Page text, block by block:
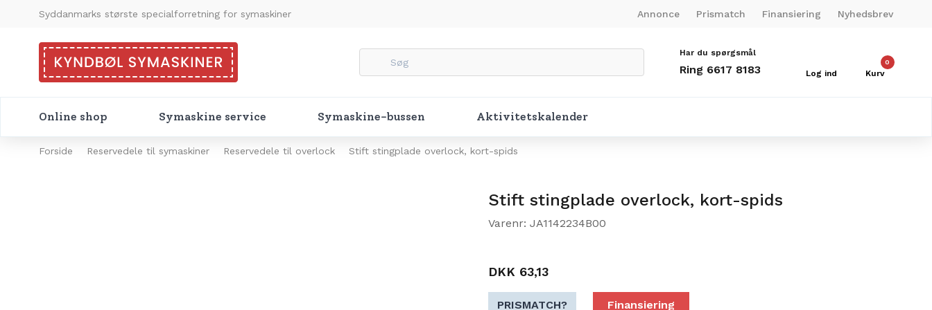
Syddanmarks største specialforretning for symaskiner Annonce Prismatch Finansiering Nyhedsbrev
Har du spørgsmål
Ring 6617 8183 Log ind
0
Kurv
Online shop Symaskine service Symaskine-bussen Aktivitetskalender
Forside Reservedele til symaskiner Reservedele til overlock Stift stingplade overlock, kort-spids
Stift stingplade overlock, kort-spids
Varenr: JA1142234B00
DKK 63,13
PRISMATCH? Finansiering